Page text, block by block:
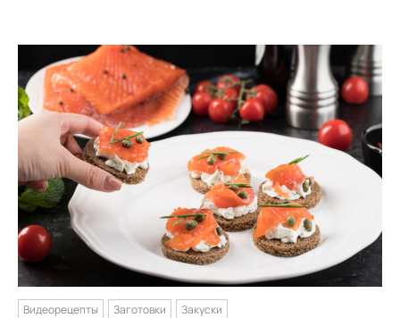
Видеорецепты Заготовки Закуски